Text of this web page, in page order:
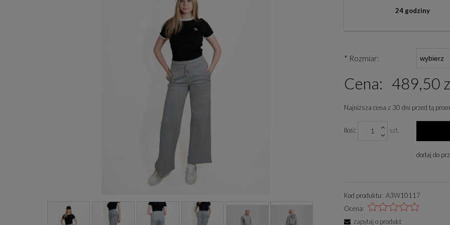
24 godziny
* Rozmiar:
Cena: 489,50
Najniższa cena z 30 dni przed tą
Jeżeli produkt jest
niż 30 dni, wyświetlana
się w sprzedaży.
Ilość szt.
dodaj do
Kod produktu: A3W10117
Ocena:
zapytaj o produkt